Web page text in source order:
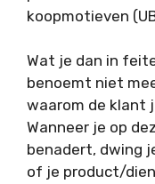
koopmotieven
Wat je dan in
benoemt niet
waarom de klant
Wanneer je op
benadert, dwing
of je product/